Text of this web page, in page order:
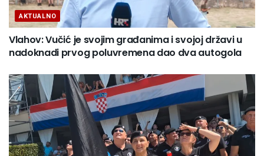
AKTUALNO
Vlahov: Vučić je svojim građanima i svojoj državi u
nadoknadi prvog poluvremena dao dva autogola